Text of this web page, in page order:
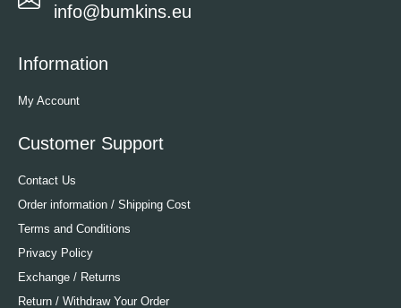
info@bumkins.eu
Information
My Account
Customer Support
Contact Us
Order information / Shipping Cost
Terms and Conditions
Privacy Policy
Exchange / Returns
Return / Withdraw Your Order